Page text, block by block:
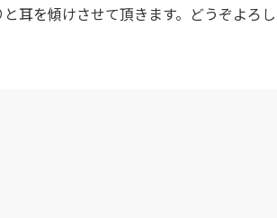
耳を傾けさせて頂きます。どうぞよろし